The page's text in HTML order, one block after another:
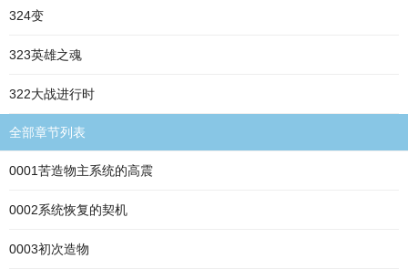
324变
323英雄之魂
322大战进行时
全部章节列表
0001苦造物主系统的高震
0002系统恢复的契机
0003初次造物